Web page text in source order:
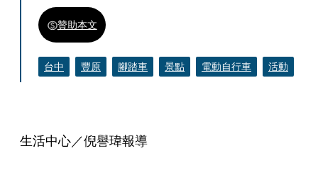
贊助本文
台中 豐原 腳踏車 景點 電動自行車 活動
生活中心／倪譽瑋報導